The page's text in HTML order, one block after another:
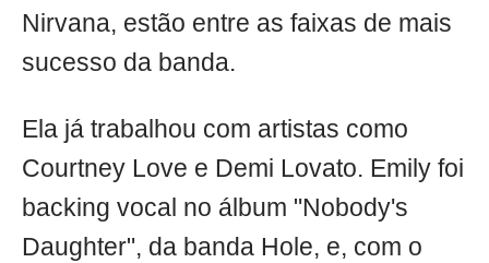
Nirvana, estão entre as faixas de mais
sucesso da banda.
Ela já trabalhou com artistas como
Courtney Love e Demi Lovato. Emily foi
backing vocal no álbum "Nobody's
Daughter", da banda Hole, e, com o